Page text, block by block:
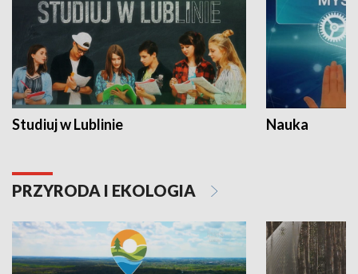
Studiuj w Lublinie Nauka
PRZYRODA I EKOLOGIA